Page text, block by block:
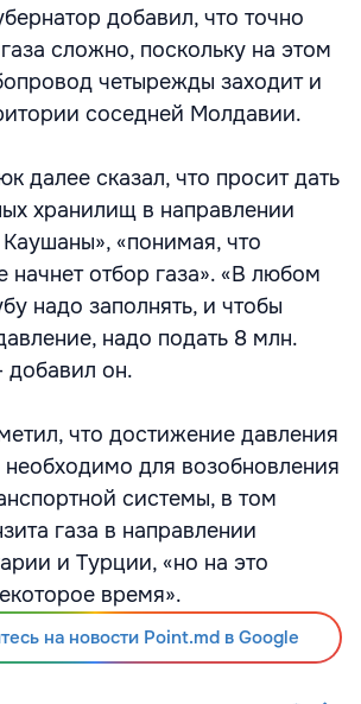
добавил, что точно
сложно, поскольку на этом
четырежды заходит и
соседней Молдавии.
далее сказал, что просит дать
хранилищ в направлении
«понимая, что
начнет отбор газа». «В любом
надо заполнять, и чтобы
надо подать 8 млн.
добавил он.
что достижение давления
для возобновления
системы, в том
газа в направлении
и Турции, «но на это
время».
на новости Point.md в Google